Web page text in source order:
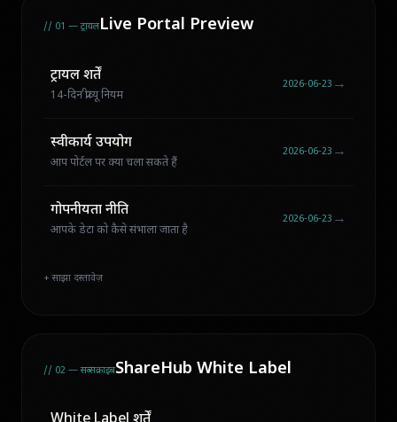
// 01 — ट्रायलLive Portal Preview
ट्रायल शर्तें
14-दिन प्रीव्यू नियम
2026-06-23 →
स्वीकार्य उपयोग
आप पोर्टल पर क्या चला सकते हैं
2026-06-23 →
गोपनीयता नीति
आपके डेटा को कैसे संभाला जाता है
2026-06-23 →
+ साझा दस्तावेज़
// 02 — सब्सक्राइबShareHub White Label